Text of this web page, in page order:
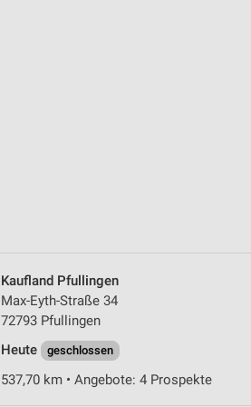
Kaufland Pfullingen
Max-Eyth-Straße 34
72793 Pfullingen
Heute
geschlossen
537,70 km • Angebote: 4 Prospekte